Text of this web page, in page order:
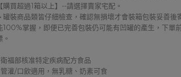
【購買超過1箱以上】--請選擇賣家宅配。
罐裝商品類皆仔細檢查，確認無損壞才會裝箱包裝妥善後
100%掌握，即便已完善包裝仍可能有凹罐的產生，下單
。
福部核准特定疾病配方食品
灌/口飲適用，無乳糖、奶素可食